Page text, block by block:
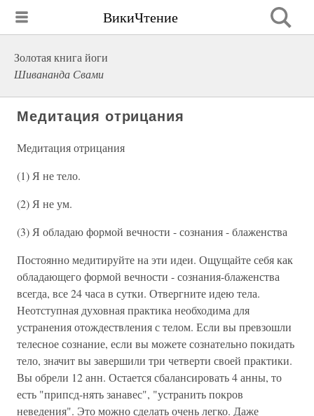
ВикиЧтение
Золотая книга йоги
Шивананда Свами
Медитация отрицания
Медитация отрицания
(1) Я не тело.
(2) Я не ум.
(3) Я обладаю формой вечности - сознания - блаженства
Постоянно медитируйте на эти идеи. Ощущайте себя как
обладающего формой вечности - сознания-блаженства
всегда, все 24 часа в сутки. Отвергните идею тела.
Неотступная духовная практика необходима для
устранения отождествления с телом. Если вы превзошли
телесное сознание, если вы можете сознательно покидать
тело, значит вы завершили три четверти своей практики.
Вы обрели 12 анн. Остается сбалансировать 4 анны, то
есть "припсд-нять занавес", "устранить покров
неведения". Это можно сделать очень легко. Даже